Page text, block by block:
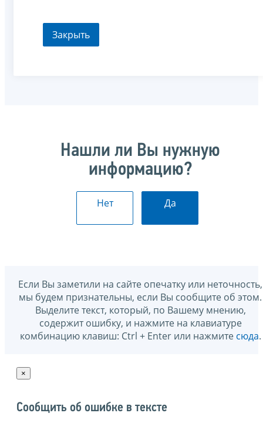
Закрыть
Нашли ли Вы нужную
информацию?
Нет Да
Если Вы заметили на сайте опечатку или неточность,
мы будем признательны, если Вы сообщите об этом.
Выделите текст, который, по Вашему мнению,
содержит ошибку, и нажмите на клавиатуре
комбинацию клавиш: Ctrl + Enter или нажмите сюда.
×
Сообщить об ошибке в тексте